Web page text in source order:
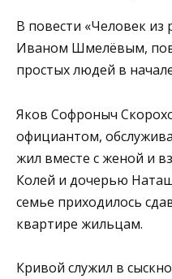
В повести «Человек из
Иваном Шмелёвым,
простых людей в
Яков Софроныч
официантом,
жил вместе с женой и
Колей и дочерью
семье приходилось
квартире жильцам.
Кривой служил в